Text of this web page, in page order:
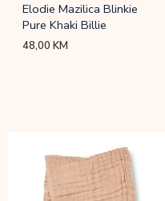
Elodie Mazilica Blinkie
Pure Khaki Billie
48,00KM